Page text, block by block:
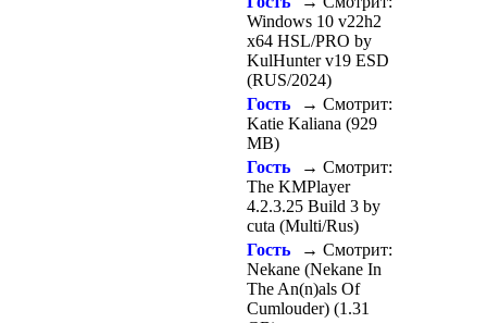
Windows 10 v22h2
x64 HSL/PRO by
KulHunter v19 ESD
(RUS/2024)
Гость
→ Смотрит:
Katie Kaliana (929
MB)
Гость
→ Смотрит:
The KMPlayer
4.2.3.25 Build 3 by
cuta (Multi/Rus)
Гость
→ Смотрит:
Nekane (Nekane In
The An(n)als Of
Cumlouder) (1.31